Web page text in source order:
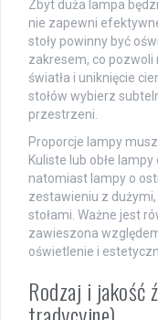
Zbyt duża lampa
nie zapewni
stoły powinny być
zakresem, co
światła i uniknięcie
stołów wybierz
przestrzeni.
Proporcje lampy
Kuliste lub obłe
natomiast lampy o
zestawieniu z
stołami. Ważne jest
zawieszona
oświetlenie i
Rodzaj i jakość